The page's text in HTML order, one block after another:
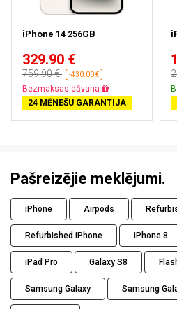
iPhone 14 256GB
329.90 €
759.90 € -430.00 €
Bezmaksas dāvana
24 MĒNEŠU GARANTIJA
Pašreizējie meklējumi.
iPhone Airpods
Refurbished iPhone iPhone 8
iPad Pro Galaxy S8
Samsung Galaxy Samsung